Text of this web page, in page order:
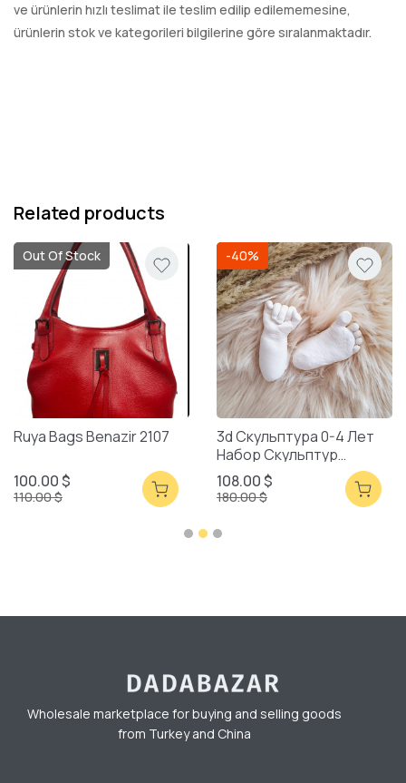
ve ürünlerin hızlı teslimat ile teslim edilip edilememesine,
ürünlerin stok ve kategorileri bilgilerine göre sıralanmaktadır.
Related products
Out Of Stock
Ruya Bags Benazir 2107
100.00 $
110.00 $
-40%
3d Скульптура 0-4 Лет
Набор Скульптур
Смешанная Упаковка
108.00 $
180.00 $
Wholesale marketplace for buying and selling goods
from Turkey and China